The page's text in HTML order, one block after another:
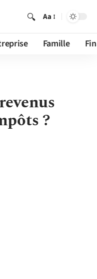
Aa
Famille
?